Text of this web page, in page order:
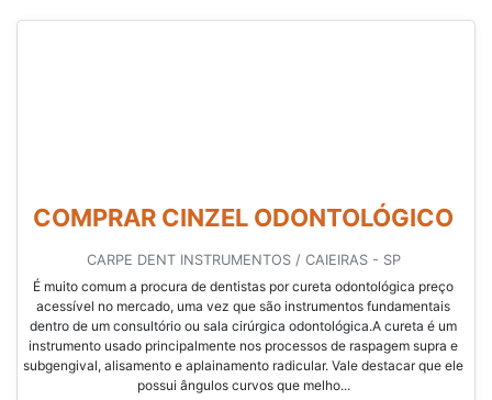
COMPRAR CINZEL ODONTOLÓGICO
CARPE DENT INSTRUMENTOS / CAIEIRAS - SP
É muito comum a procura de dentistas por cureta odontológica preço
acessível no mercado, uma vez que são instrumentos fundamentais
dentro de um consultório ou sala cirúrgica odontológica.A cureta é um
instrumento usado principalmente nos processos de raspagem supra e
subgengival, alisamento e aplainamento radicular. Vale destacar que ele
possui ângulos curvos que melho...